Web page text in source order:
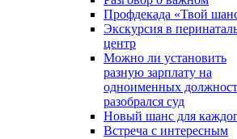
Профдекада «Твой
Экскурсия в
центр
Можно ли установить
разную зарплату на
одноименных
разобрался суд
Новый шанс для
Встреча с интересным